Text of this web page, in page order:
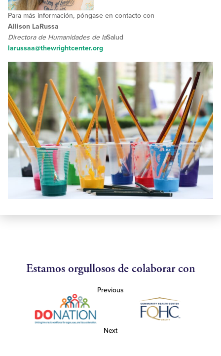
Para más información, póngase en contacto con
Allison LaRussa
Directora de Humanidades de laSalud
larussaa@thewrightcenter.org
Estamos orgullosos de colaborar con
Previous
Next